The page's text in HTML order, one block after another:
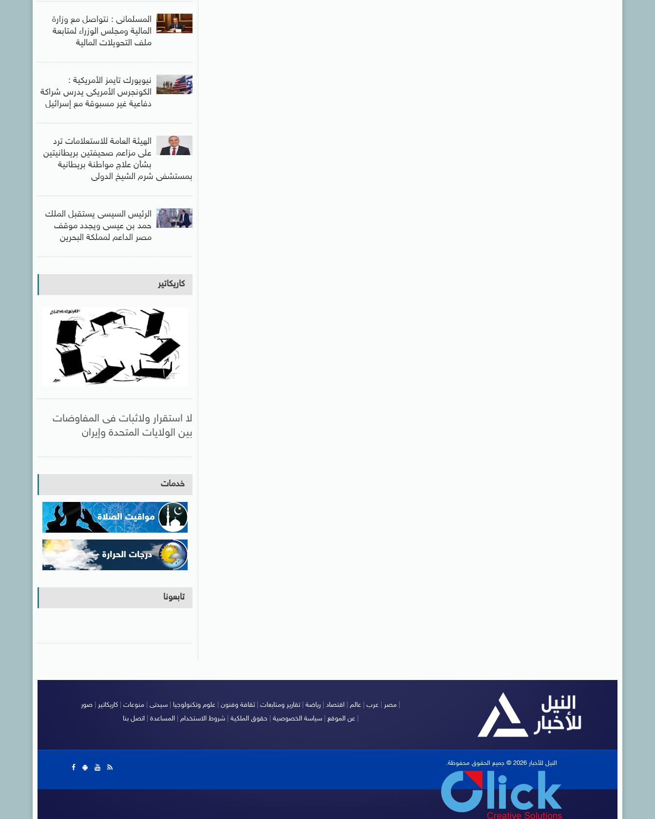
المسلمانى : نتواصل مع وزارة
المالية ومجلس الوزراء لمتابعة
ملف التحويلات المالية
نيويورك تايمز الأمريكية :
الكونجرس الأمريكى يدرس شراكة
دفاعية غير مسبوقة مع إسرائيل
الهيئة العامة للاستعلامات ترد
على مزاعم صحيفتين بريطانيتين
بشأن علاج مواطنة بريطانية
بمستشفى شرم الشيخ الدولى
الرئيس السيسى يستقبل الملك
حمد بن عيسى ويجدد موقف
مصر الداعم لمملكة البحرين
كاريكاتير
لا استقرار ولاثبات فى المفاوضات
بين الولايات المتحدة وإيران
خدمات
تابعونا
مصر عرب عالم اقتصاد رياضة |تقارير ومتابعات |ثقافة وفنون علوم وتكنولوجيا سيدتى منوعات كاريكاتير صور
عن الموقع |سياسة الخصوصية حقوق الملكية |شروط الاستخدام |المساعدة |اتصل بنا |
النيل للأخبار 2026 © جميع الحقوق محفوظة.